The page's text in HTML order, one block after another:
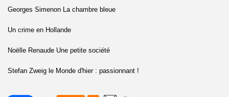
Georges Simenon La chambre bleue
Un crime en Hollande
Noëlle Renaude Une petite société
Stefan Zweig le Monde d'hier : passionnant !